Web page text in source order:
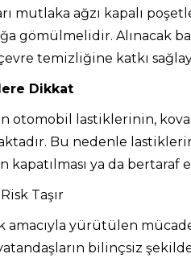
mutlaka ağzı kapalı
gömülmelidir. Alınacak
temizliğine katkı
Dikkat
otomobil lastiklerinin,
Bu nedenle
ya da bertaraf
Taşır
amacıyla yürütülen
bilinçsiz